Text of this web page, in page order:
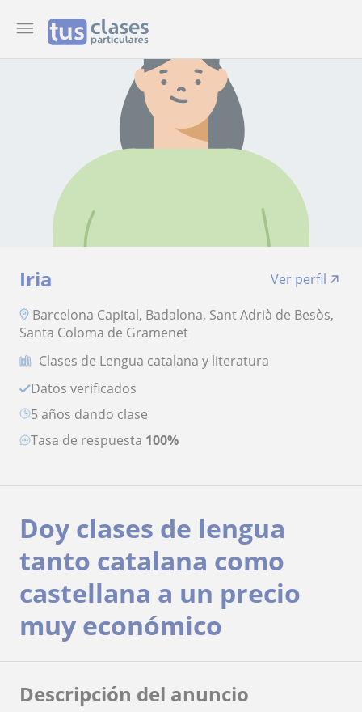
Iria
Ver perfil
Barcelona Capital, Badalona, Sant Adrià de Besòs,
Santa Coloma de Gramenet
Clases de Lengua catalana y literatura
Datos verificados
5 años dando clase
Tasa de respuesta 100%
Doy clases de lengua
tanto catalana como
castellana a un precio
muy económico
Descripción del anuncio